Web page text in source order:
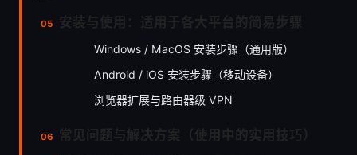
Windows / MacOS 安装步骤（通用版）
Android / iOS 安装步骤（移动设备）
浏览器扩展与路由器级 VPN